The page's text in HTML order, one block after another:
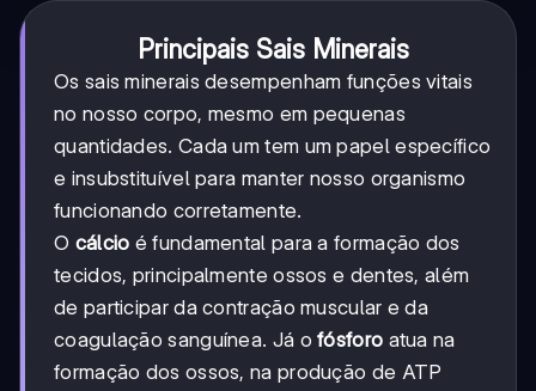
Principais Sais Minerais
Os sais minerais desempenham funções vitais
no nosso corpo, mesmo em pequenas
quantidades. Cada um tem um papel específico
e insubstituível para manter nosso organismo
funcionando corretamente.
O cálcio é fundamental para a formação dos
tecidos, principalmente ossos e dentes, além
de participar da contração muscular e da
coagulação sanguínea. Já ofósforo atua na
formação dos ossos, na produção de ATP